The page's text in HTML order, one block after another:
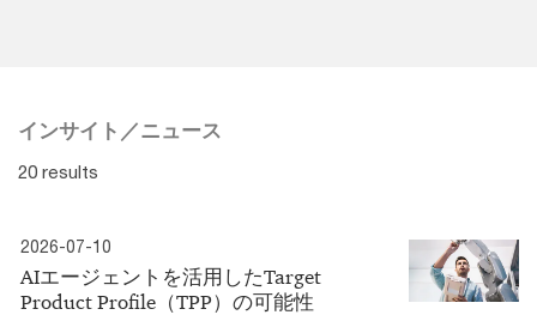
インサイト／ニュース
20 results
2026-07-10
AIエージェントを活用したTarget
Product Profile（TPP）の可能性